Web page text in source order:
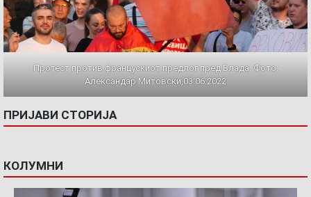
Протест против францускиот предлог пред Влада. Фото:
Александар Митовски,03.06.2022
ПРИЈАВИ СТОРИЈА
КОЛУМНИ